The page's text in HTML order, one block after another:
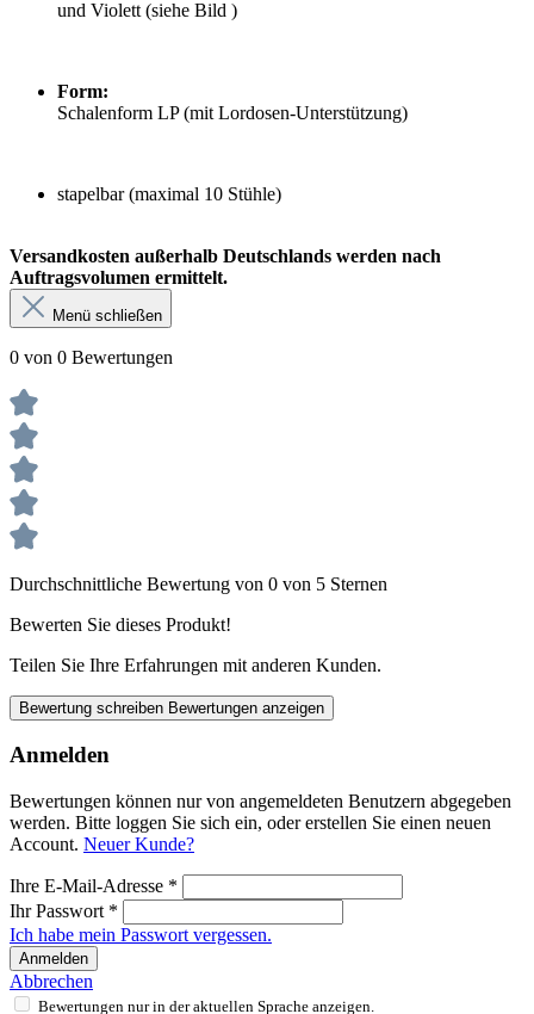
und Violett (siehe Bild )
Form:
Schalenform LP (mit Lordosen-Unterstützung)
stapelbar (maximal 10 Stühle)
Versandkosten außerhalb Deutschlands werden nach
Auftragsvolumen ermittelt.
Menü schließen
0 von 0 Bewertungen
Durchschnittliche Bewertung von 0 von 5 Sternen
Bewerten Sie dieses Produkt!
Teilen Sie Ihre Erfahrungen mit anderen Kunden.
Bewertung schreiben Bewertungen anzeigen
Anmelden
Bewertungen können nur von angemeldeten Benutzern abgegeben
werden. Bitte loggen Sie sich ein, oder erstellen Sie einen neuen
Account. Neuer Kunde?
Ihre E-Mail-Adresse *
Ihr Passwort *
Ich habe mein Passwort vergessen.
Anmelden
Abbrechen
Bewertungen nur in der aktuellen Sprache anzeigen.